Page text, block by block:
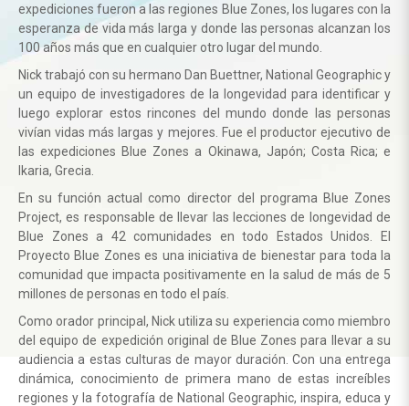
expediciones fueron a las regiones Blue Zones, los lugares con la
esperanza de vida más larga y donde las personas alcanzan los
100 años más que en cualquier otro lugar del mundo.
Nick trabajó con su hermano Dan Buettner, National Geographic y
un equipo de investigadores de la longevidad para identificar y
luego explorar estos rincones del mundo donde las personas
vivían vidas más largas y mejores. Fue el productor ejecutivo de
las expediciones Blue Zones a Okinawa, Japón; Costa Rica; e
Ikaria, Grecia.
En su función actual como director del programa Blue Zones
Project, es responsable de llevar las lecciones de longevidad de
Blue Zones a 42 comunidades en todo Estados Unidos. El
Proyecto Blue Zones es una iniciativa de bienestar para toda la
comunidad que impacta positivamente en la salud de más de 5
millones de personas en todo el país.
Como orador principal, Nick utiliza su experiencia como miembro
del equipo de expedición original de Blue Zones para llevar a su
audiencia a estas culturas de mayor duración. Con una entrega
dinámica, conocimiento de primera mano de estas increíbles
regiones y la fotografía de National Geographic, inspira, educa y